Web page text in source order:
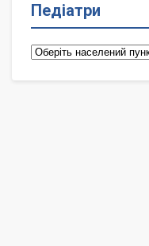
Педіатри
Педіатри